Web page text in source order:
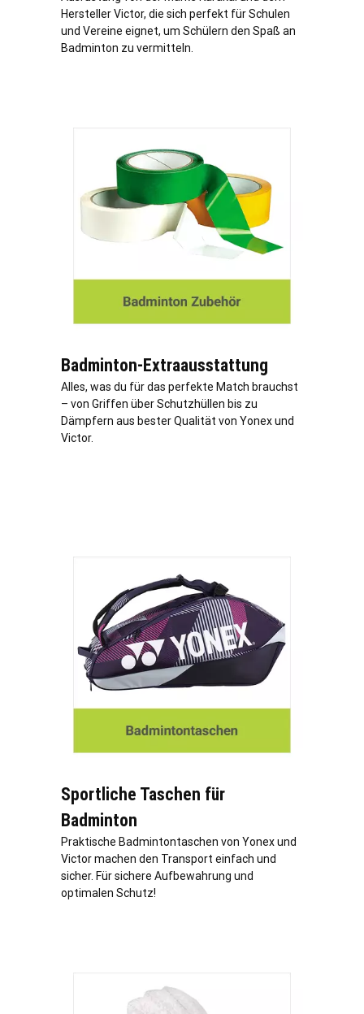
Hersteller Victor, die sich perfekt für Schulen
und Vereine eignet, um Schülern den Spaß an
Badminton zu vermitteln.
Badminton-Extraausstattung
Alles, was du für das perfekte Match brauchst
– von Griffen über Schutzhüllen bis zu
Dämpfern aus bester Qualität von Yonex und
Victor.
Sportliche Taschen für
Badminton
Praktische Badmintontaschen von Yonex und
Victor machen den Transport einfach und
sicher. Für sichere Aufbewahrung und
optimalen Schutz!